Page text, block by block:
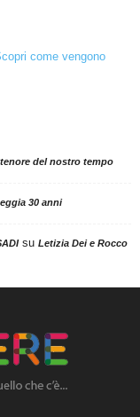
come vengono
del nostro tempo
30 anni
su Letizia Dei e Rocco